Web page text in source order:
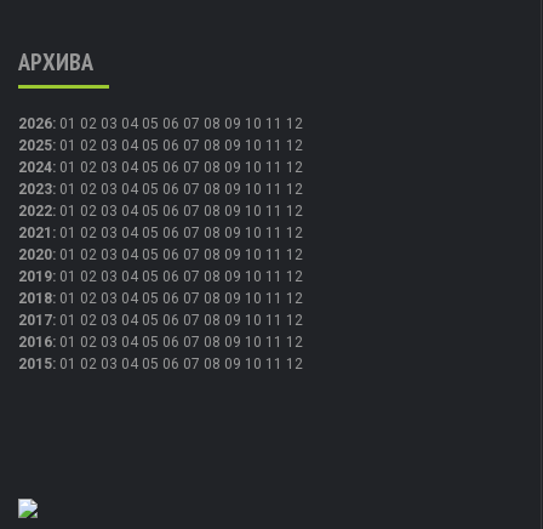
АРХИВА
2026: 01 02 03 04 05 06 07 08 09 10 11 12
2025: 01 02 03 04 05 06 07 08 09 10 11 12
2024: 01 02 03 04 05 06 07 08 09 10 11 12
2023: 01 02 03 04 05 06 07 08 09 10 11 12
2022: 01 02 03 04 05 06 07 08 09 10 11 12
2021 : 01 02 03 04 05 06 07 08 09 10 11 12
2020: 01 02 03 04 05 06 07 08 09 10 11 12
2019: 01 02 03 04 05 06 07 08 09 10 11 12
2018: 01 02 03 04 05 06 07 08 09 10 11 12
2017: 01 02 03 04 05 06 07 08 09 10 11 12
2016: 01 02 03 04 05 06 07 08 09 10 11 12
2015: 01 02 03 04 05 06 07 08 09 10 11 12